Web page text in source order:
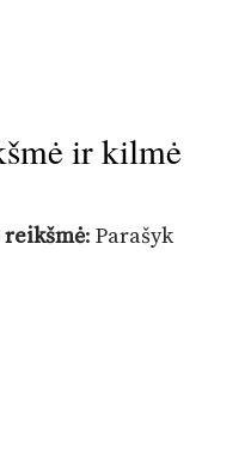
ir kilmė
reikšmė: Parašyk